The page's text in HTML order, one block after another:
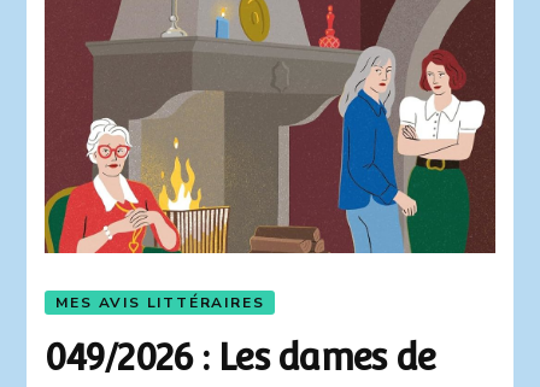
MES AVIS LITTÉRAIRES
049/2026 : Les dames de